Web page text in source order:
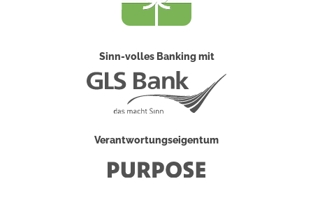
Sinn-volles Banking mit
Verantwortungseigentum